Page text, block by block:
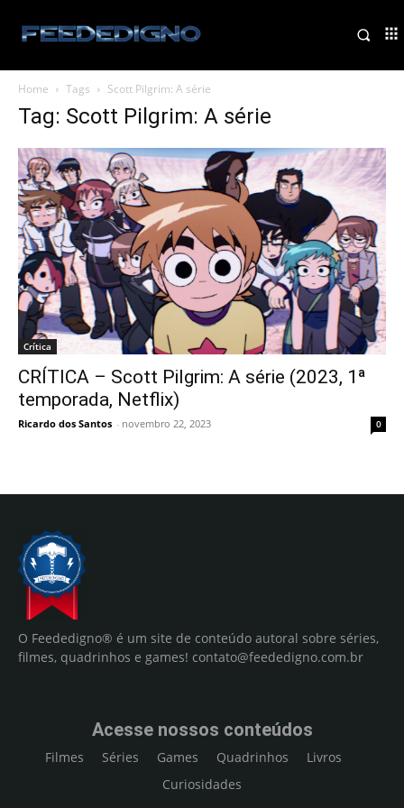
Home Tags Scott Pilgrim: A série
Tag: Scott Pilgrim: A série
Crítica
CRÍTICA – Scott Pilgrim: A série (2023, 1ª
temporada, Netflix)
Ricardo dos Santos - novembro 22, 2023 0
O Feededigno® é um site de conteúdo autoral sobre séries,
filmes, quadrinhos e games! contato@feededigno.com.br
Acesse nossos conteúdos
Filmes Séries Games Quadrinhos
Livros
Curiosidades